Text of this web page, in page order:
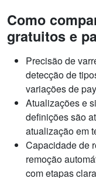
Como
gratuitos e
Precisão de
detecção de
variações de
Atualizações e
definições são
atualização em
Capacidade de
remoção
com etapas